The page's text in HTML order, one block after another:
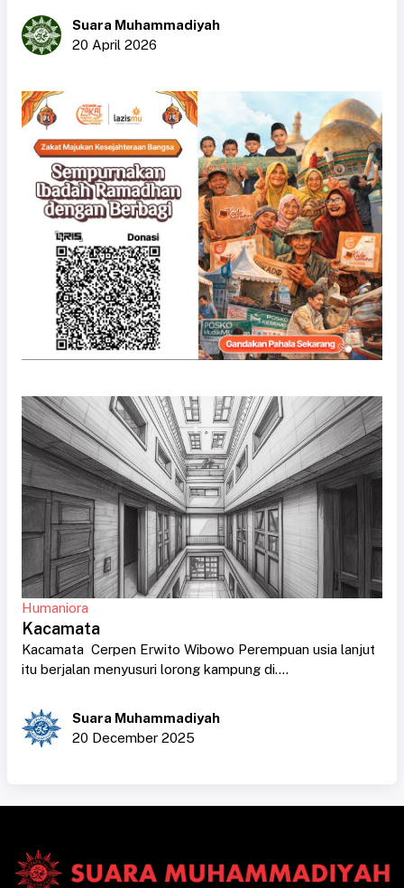
Suara Muhammadiyah
20 April 2026
Humaniora
Kacamata
Kacamata Cerpen Erwito Wibowo Perempuan usia lanjut
itu berjalan menyusuri lorong kampung di....
Suara Muhammadiyah
20 December 2025